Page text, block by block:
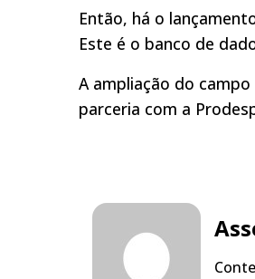
Então, há o
Este é o banco de
A ampliação do
parceria com a